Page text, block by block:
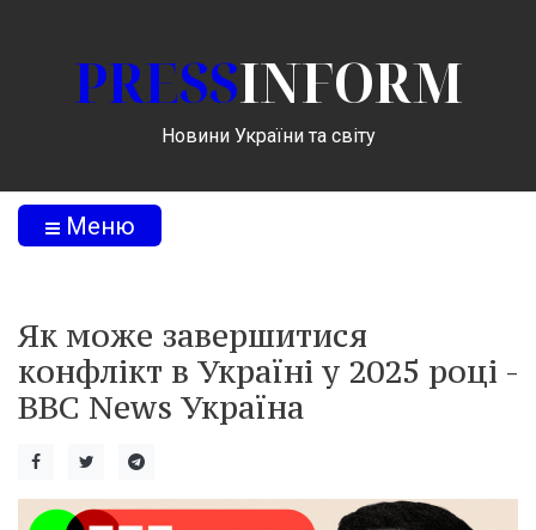
PRESSINFORM
Новини України та світу
Меню
Як може завершитися
конфлікт в Україні у 2025 році -
BBC News Україна